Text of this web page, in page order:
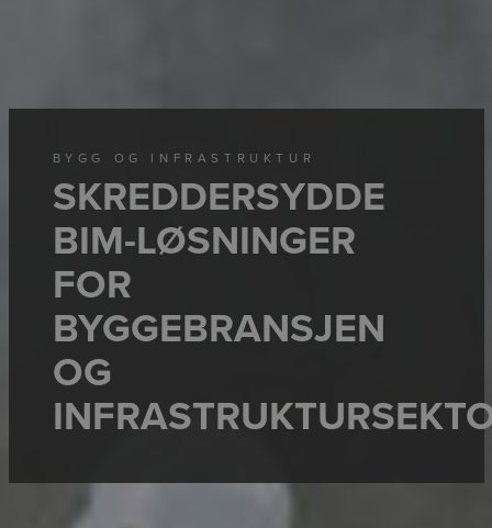
BYGG OG INFRASTRUKTUR
SKREDDERSYDDE
BIM-LØSNINGER
FOR
BYGGEBRANSJEN
OG